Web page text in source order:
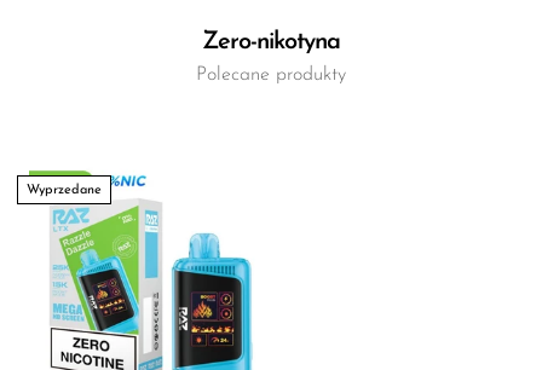
Zero-nikotyna
Polecane produkty
Wyprzedane